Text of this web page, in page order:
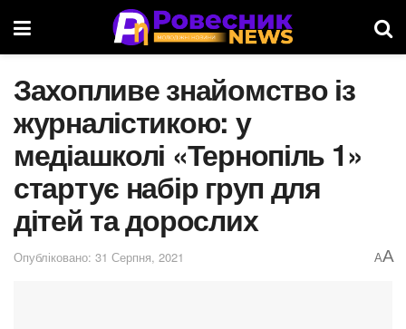
Захопливе знайомство із
журналістикою: у
медіашколі «Тернопіль 1»
стартує набір груп для
дітей та дорослих
Опубліковано: 31 Серпня, 2021 AA